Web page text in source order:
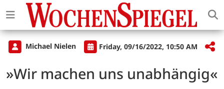
Michael Nielen Friday, 09/16/2022, 10:50 AM
»Wir machen uns unabhängig«